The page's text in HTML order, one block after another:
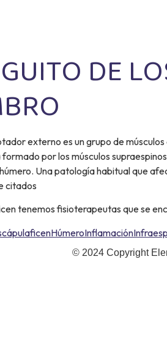
DE
externo es un grupo de
por los músculos
Una patología habitual que
citados
tenemos fisioterapeutas que se
ficenHúmeroInflamación
© 2024 Copyright